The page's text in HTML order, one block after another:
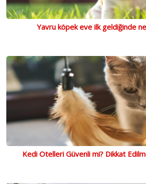
Yavru köpek eve ilk geldiğinde ne
Kedi Otelleri Güvenli mi? Dikkat